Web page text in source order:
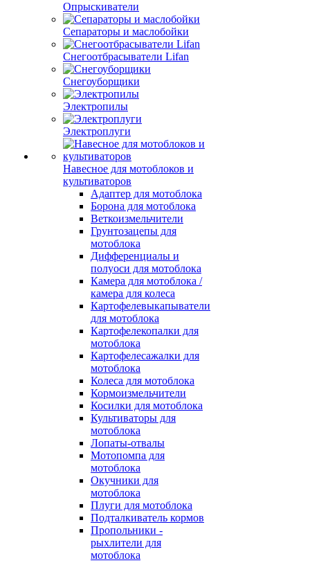
Опрыскиватели
Сепараторы и маслобойки
Снегоотбрасыватели Lifan
Снегоуборщики
Электропилы
Электроплуги
Навесное для мотоблоков и
культиваторов
Адаптер для мотоблока
Борона для мотоблока
Веткоизмельчители
Грунтозацепы для
мотоблока
Дифференциалы и
полуоси для мотоблока
Камера для мотоблока /
камера для колеса
Картофелевыкапыватели
для мотоблока
Картофелекопалки для
мотоблока
Картофелесажалки для
мотоблока
Колеса для мотоблока
Кормоизмельчители
Косилки для мотоблока
Культиваторы для
мотоблока
Лопаты-отвалы
Мотопомпа для
мотоблока
Окучники для
мотоблока
Плуги для мотоблока
Подталкиватель кормов
Пропольники -
рыхлители для
мотоблока